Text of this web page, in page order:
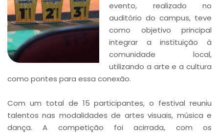
evento, realizado no
auditório do campus, teve
como objetivo principal
integrar a instituição à
comunidade local,
utilizando a arte e a cultura
como pontes para essa conexão.
Com um total de 15 participantes, o festival reuniu
talentos nas modalidades de artes visuais, música e
dança. A competição foi acirrada, com os